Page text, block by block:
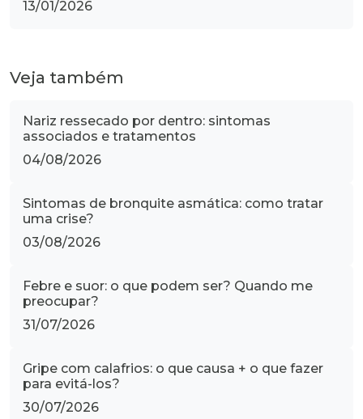
13/01/2026
Veja também
Nariz ressecado por dentro: sintomas
associados e tratamentos
04/08/2026
Sintomas de bronquite asmática: como tratar
uma crise?
03/08/2026
Febre e suor: o que podem ser? Quando me
preocupar?
31/07/2026
Gripe com calafrios: o que causa + o que fazer
para evitá-los?
30/07/2026